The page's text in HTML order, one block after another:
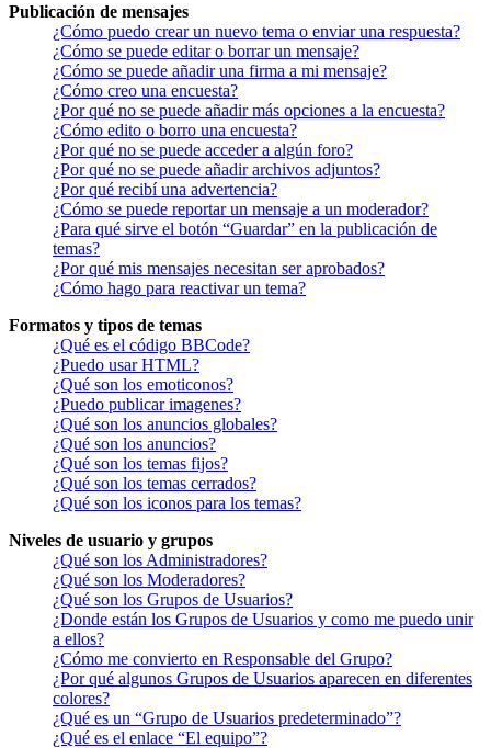
Publicación de mensajes
¿Cómo puedo crear un nuevo tema o enviar una respuesta?
¿Cómo se puede editar o borrar un mensaje?
¿Cómo se puede añadir una firma a mi mensaje?
¿Cómo creo una encuesta?
¿Por qué no se puede añadir más opciones a la encuesta?
¿Cómo edito o borro una encuesta?
¿Por qué no se puede acceder a algún foro?
¿Por qué no se puede añadir archivos adjuntos?
¿Por qué recibí una advertencia?
¿Cómo se puede reportar un mensaje a un moderador?
¿Para qué sirve el botón “Guardar” en la publicación de
temas?
¿Por qué mis mensajes necesitan ser aprobados?
¿Cómo hago para reactivar un tema?
Formatos y tipos de temas
¿Qué es el código BBCode?
¿Puedo usar HTML?
¿Qué son los emoticonos?
¿Puedo publicar imagenes?
¿Qué son los anuncios globales?
¿Qué son los anuncios?
¿Qué son los temas fijos?
¿Qué son los temas cerrados?
¿Qué son los iconos para los temas?
Niveles de usuario y grupos
¿Qué son los Administradores?
¿Qué son los Moderadores?
¿Qué son los Grupos de Usuarios?
¿Donde están los Grupos de Usuarios y como me puedo unir
a ellos?
¿Cómo me convierto en Responsable del Grupo?
¿Por qué algunos Grupos de Usuarios aparecen en diferentes
colores?
¿Qué es un “Grupo de Usuarios predeterminado”?
¿Qué es el enlace “El equipo”?